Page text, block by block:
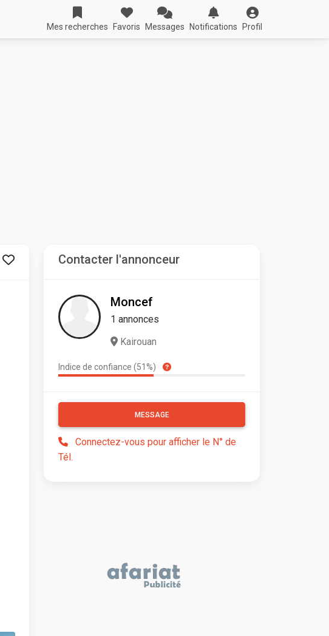
Mes recherches Favoris Messages Notifications Profil
Contacter l'annonceur
Moncef
1 annonces
Kairouan
Indice de confiance (51%)
MESSAGE
Connectez-vous pour afficher le N° de
Tél.